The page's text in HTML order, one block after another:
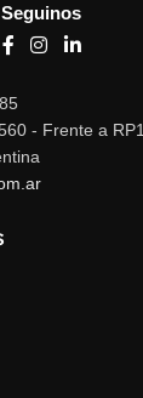
Seguinos
- Frente a RP1